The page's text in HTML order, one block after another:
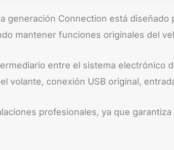
generación Connection está
mantener funciones originales del
entre el sistema electrónico
volante, conexión USB original,
profesionales, ya que